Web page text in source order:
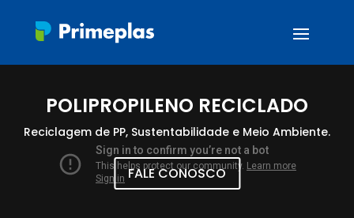
POLIPROPILENO RECICLADO
Reciclagem de PP, Sustentabilidade e Meio Ambiente.
FALE CONOSCO